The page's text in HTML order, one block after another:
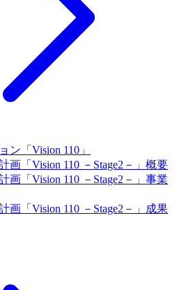
ン「Vision 110」
画「Vision 110 －Stage2－」概要
画「Vision 110 －Stage2－」事業
画「Vision 110 －Stage2－」成果